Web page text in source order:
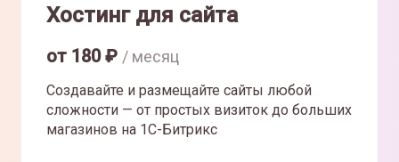
Хостинг для сайта
от 180₽ / месяц
Создавайте и размещайте сайты любой
сложности — от простых визиток до больших
магазинов на 1С-Битрикс